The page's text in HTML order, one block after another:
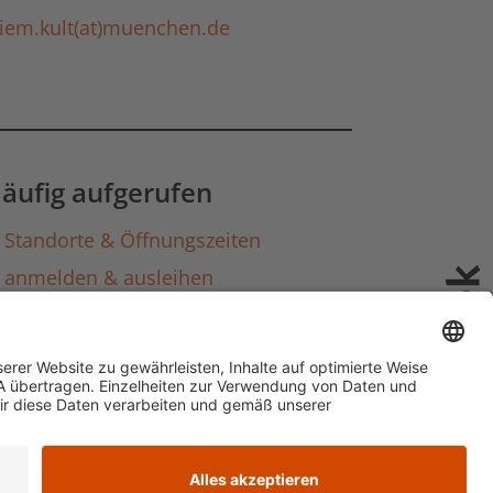
aufgerufen
Standorte & Öffnungszeiten
anmelden & ausleihen